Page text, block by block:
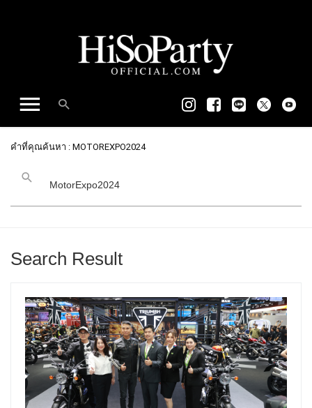
คำที่คุณค้นหา : MOTOREXPO2024
Search Result